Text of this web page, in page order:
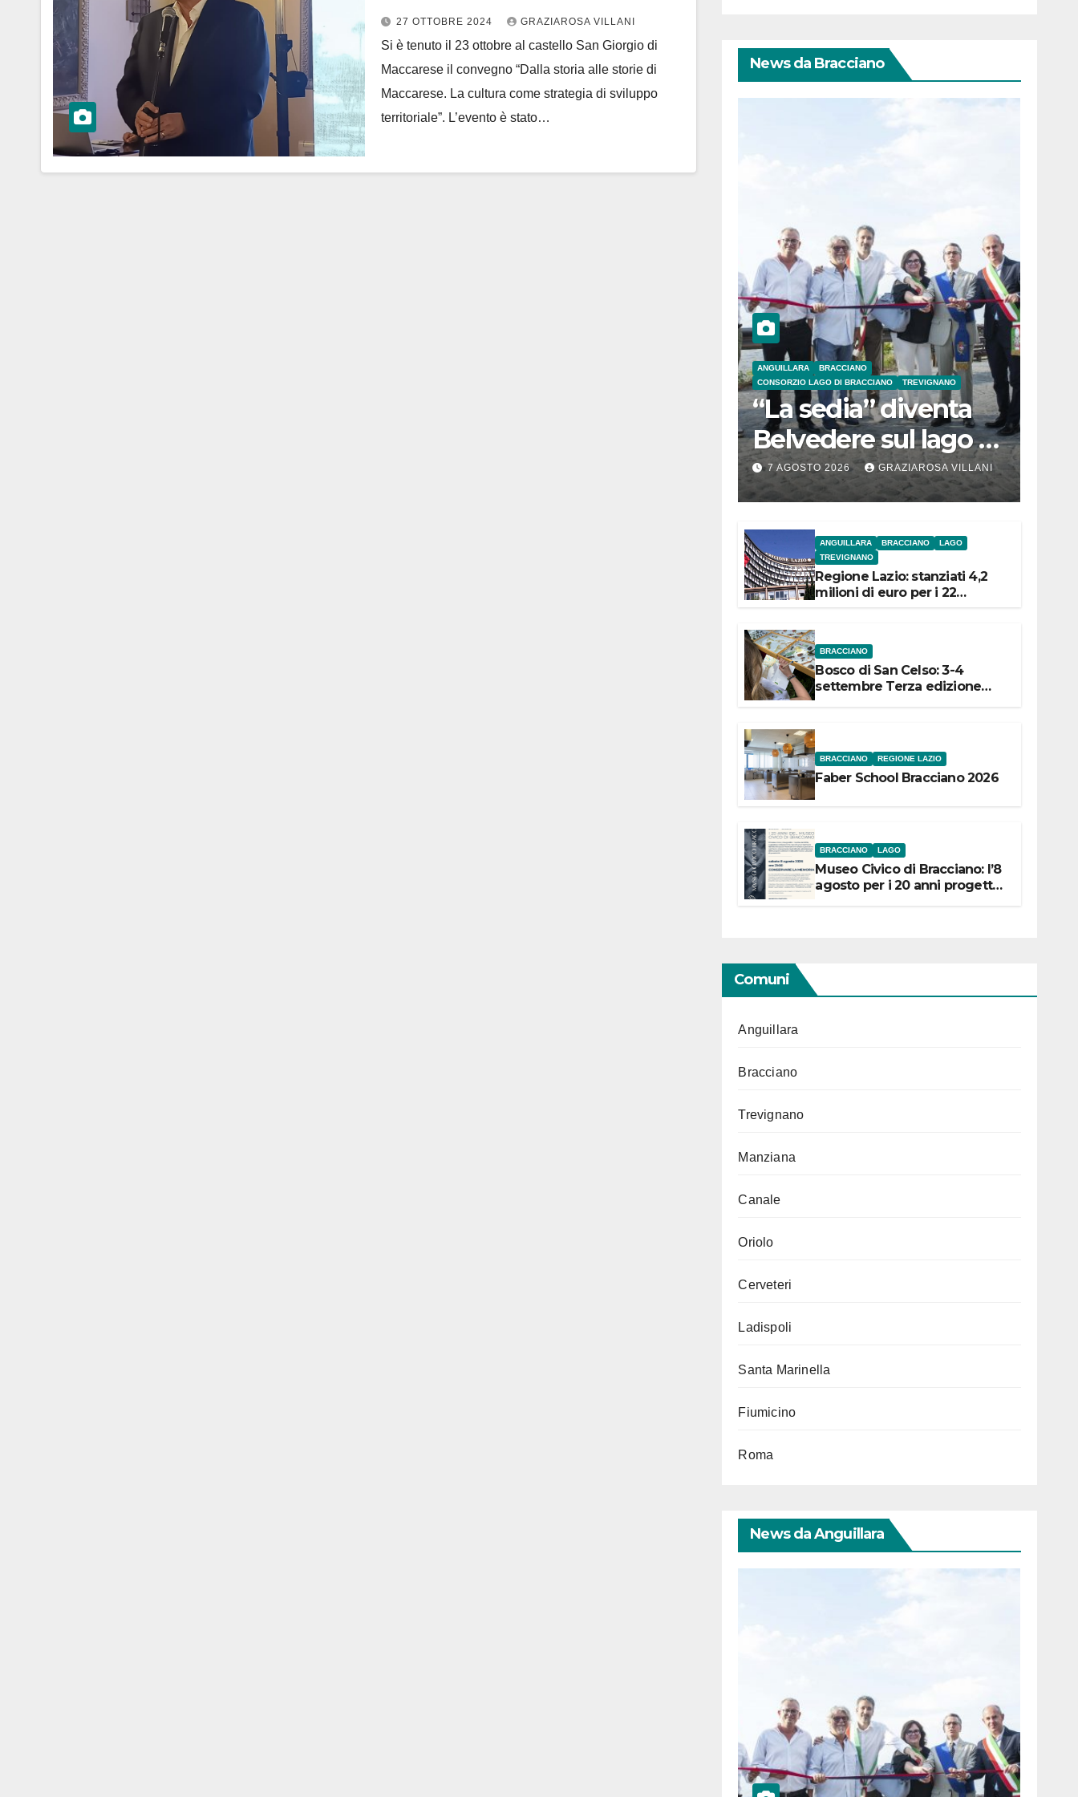
Maccarese
27 OTTOBRE 2024 GRAZIAROSA VILLANI
Si è tenuto il 23 ottobre al castello San Giorgio di
Maccarese il convegno “Dalla storia alle storie di
Maccarese. La cultura come strategia di sviluppo
territoriale”. L’evento è stato…
News da Bracciano
ANGUILLARA
BRACCIANO
CONSORZIO LAGO DI BRACCIANO
TREVIGNANO
“La sedia” diventa
Belvedere sul lago di
Bracciano: ieri
l’inaugurazione
7 AGOSTO 2026 GRAZIAROSA VILLANI
ANGUILLARA BRACCIANO
LAGO
TREVIGNANO
Regione Lazio: stanziati 4,2
milioni di euro per i 22
BRACCIANO
Bosco di San Celso: 3-4
settembre Terza edizione
BRACCIANO REGIONE LAZIO
Faber School Bracciano 2026
BRACCIANO LAGO
Museo Civico di Bracciano: l’8
agosto per i 20 anni progetto
Comuni
Anguillara
Bracciano
Trevignano
Manziana
Canale
Oriolo
Cerveteri
Ladispoli
Santa Marinella
Fiumicino
Roma
News da Anguillara